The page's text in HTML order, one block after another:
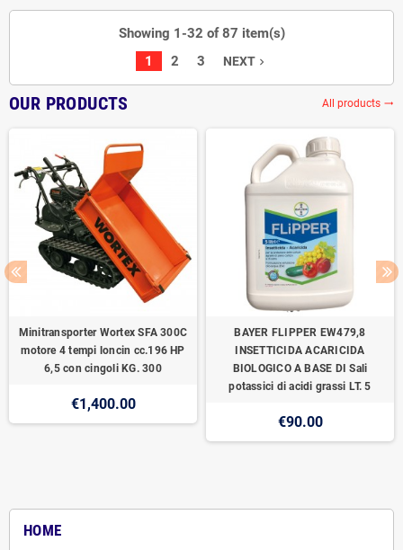
HOME
Showing 1-32 of 87 item(s)
1
2 3 NEXTnavigate_next
OUR PRODUCTS All products trending_flat
Minitransporter Wortex SFA 300C
motore 4 tempi loncin cc.196 HP
6,5 con cingoli KG. 300
€1,400.00
BAYER FLIPPER EW479,8
INSETTICIDA ACARICIDA
BIOLOGICO A BASE DI Sali
potassici di acidi grassi LT. 5
€90.00